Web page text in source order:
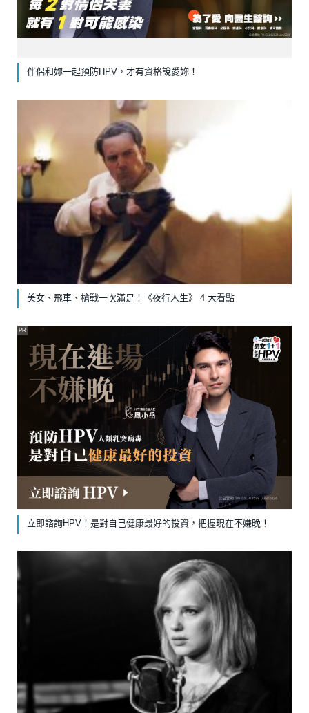
伴侶和妳一起預防HPV，才有資格說愛妳！
美女、飛車、槍戰一次滿足！《夜行人生》 4 大看點
立即諮詢HPV！是對自己健康最好的投資，把握現在不嫌晚！
PR